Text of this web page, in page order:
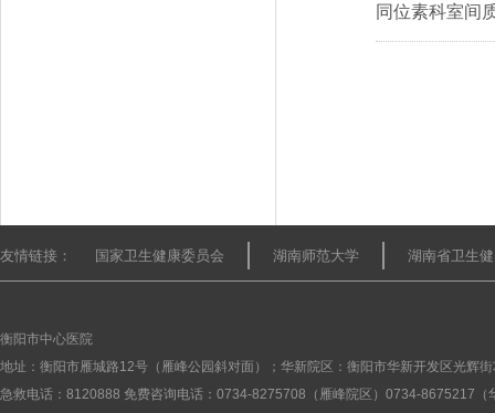
同位素科室间
友情链接： 国家卫生健康委员会 湖南师范大学 湖南省卫生
衡阳市中心医院
地址：衡阳市雁城路12号（雁峰公园斜对面）；华新院区：衡阳市华新开发区光辉
急救电话：8120888 免费咨询电话：0734-8275708（雁峰院区）0734-8675217（